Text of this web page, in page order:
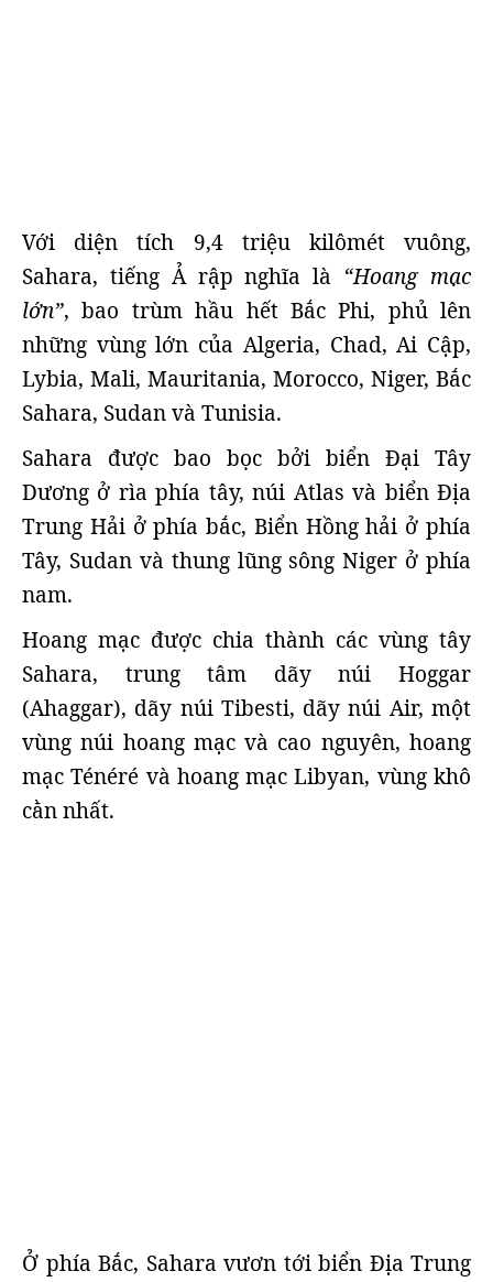
Với diện tích 9,4 triệu kilômét vuông,
Sahara, tiếng Ả rập nghĩa là “Hoang mạc
lớn”, bao trùm hầu hết Bắc Phi, phủ lên
những vùng lớn của Algeria, Chad, Ai Cập,
Lybia, Mali, Mauritania, Morocco, Niger, Bắc
Sahara, Sudan và Tunisia.
Sahara được bao bọc bởi biển Đại Tây
Dương ở rìa phía tây, núi Atlas và biển Địa
Trung Hải ở phía bắc, Biển Hồng hải ở phía
Tây, Sudan và thung lũng sông Niger ở phía
nam.
Hoang mạc được chia thành các vùng tây
Sahara, trung tâm dãy núi Hoggar
(Ahaggar), dãy núi Tibesti, dãy núi Air, một
vùng núi hoang mạc và cao nguyên, hoang
mạc Ténéré và hoang mạc Libyan, vùng khô
cằn nhất.
Ở phía Bắc, Sahara vươn tới biển Địa Trung